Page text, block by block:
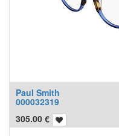
Paul Smith
000032319
305.00 €